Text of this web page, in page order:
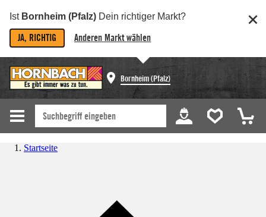
Ist Bornheim (Pfalz) Dein richtiger Markt?
JA, RICHTIG Anderen Markt wählen
Bornheim (Pfalz)
Startseite